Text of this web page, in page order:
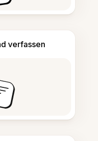
verfassen